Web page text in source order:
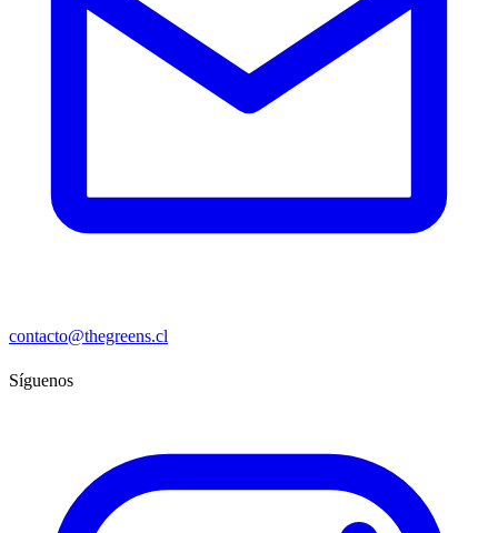
contacto@thegreens.cl
Síguenos